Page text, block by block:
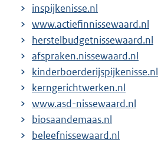
inspijkenisse.nl
www.actiefinnissewaard.nl
herstelbudgetnissewaard.nl
afspraken.nissewaard.nl
kinderboerderijspijkenisse.nl
kerngerichtwerken.nl
www.asd-nissewaard.nl
biosaandemaas.nl
beleefnissewaard.nl